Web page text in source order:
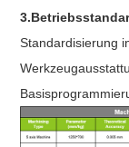
Standardisierung